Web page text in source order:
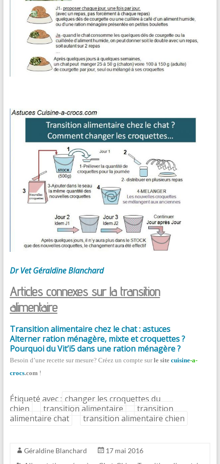
Dr Vet Géraldine Blanchard
Articles connexes sur la transition
alimentaire
Transition alimentaire chez le chat : astuces
Alterner ration ménagère, mixte et croquettes ?
Pourquoi du Vit’i5 dans une ration ménagère ?
Besoin d’une recette sur mesure? Créez un compte sur le sitecuisine-a-
crocs.com !
Étiqueté avec : changer les croquettes du
chien
transition alimentaire
transition
alimentaire chat
transition alimentaire chien
Géraldine Blanchard
17 mai 2016